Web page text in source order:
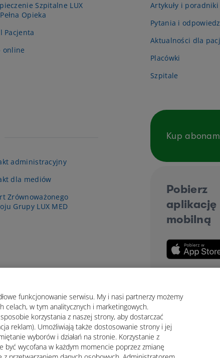
Szpitalne LUX
Opieka
Pacjenta
online
Artykuły i poradniki
Pytania i
Aktualności dla
Placówki
Szpitale
administracyjny
dla mediów
Zrównoważonego
Grupy LUX MED
Kup
Pobierz
aplikację
mobilną
funkcjonowanie serwisu. My i nasi partnerzy możemy
celach, w tym analitycznych i marketingowych.
korzystania z naszej strony, aby dostarczać
reklam). Umożliwiają także dostosowanie strony i jej
wyborów i działań na stronie. Korzystanie z
być wycofana w każdym momencie poprzez zmianę